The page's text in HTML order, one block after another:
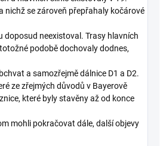
nichž se zároveň přepřahaly kočárové
doposud neexistoval. Trasy hlavních
podobě dochovaly dodnes,
a samozřejmě dálnice D1 a D2.
ze zřejmých důvodů v Bayerově
které byly stavěny až od konce
mohli pokračovat dále, další objevy